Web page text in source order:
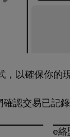
以確保你的
認交易已記錄
e絡
e絡